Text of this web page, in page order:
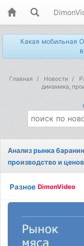
Какая мобильная
Главная Новости
динамика,
Анализ рынка
производство и
Разное DimonVideo